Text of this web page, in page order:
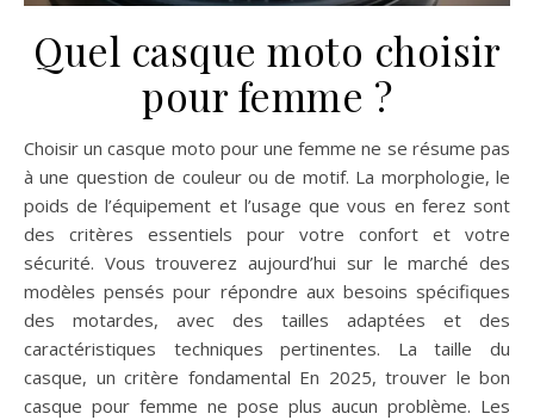
Quel casque moto choisir
pour femme ?
Choisir un casque moto pour une femme ne se résume pas
à une question de couleur ou de motif. La morphologie, le
poids de l’équipement et l’usage que vous en ferez sont
des critères essentiels pour votre confort et votre
sécurité. Vous trouverez aujourd’hui sur le marché des
modèles pensés pour répondre aux besoins spécifiques
des motardes, avec des tailles adaptées et des
caractéristiques techniques pertinentes. La taille du
casque, un critère fondamental En 2025, trouver le bon
casque pour femme ne pose plus aucun problème. Les